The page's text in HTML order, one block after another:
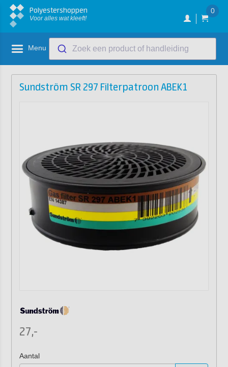
Polyestershoppen
Voor alles wat kleeft!
0
Menu Zoek een product of handleiding
Sundström SR 297 Filterpatroon ABEK1
27,-
Aantal